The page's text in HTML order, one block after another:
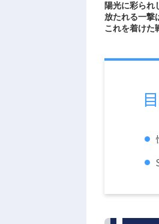
陽光に彩られ
放たれる一撃
これを着けた